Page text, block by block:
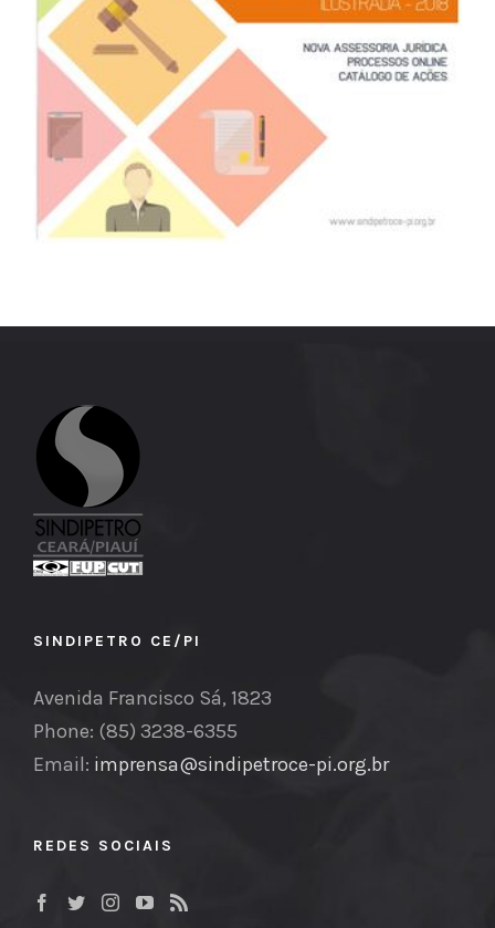
SINDIPETRO CE/PI
Avenida Francisco Sá, 1823
Phone: (85) 3238-6355
Email: imprensa@sindipetroce-pi.org.br
REDES SOCIAIS